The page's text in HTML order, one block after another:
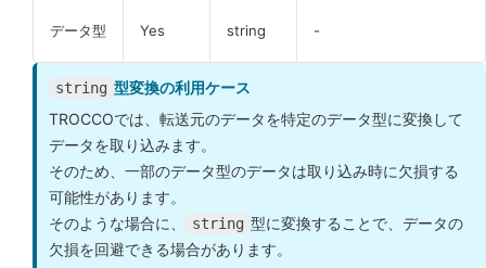
データ型 Yes string -
string 型変換の利用ケース
TROCCOでは、転送元のデータを特定のデータ型に変換して
データを取り込みます。
そのため、一部のデータ型のデータは取り込み時に欠損する
可能性があります。
そのような場合に、
string 型に変換することで、データの
欠損を回避できる場合があります。